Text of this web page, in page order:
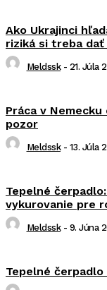
Ako Ukrajinci
riziká si treba dať
Meldssk - 21. Júla
Práca v
pozor
Meldssk - 13. Júla
Tepelné
vykurovanie pre
Meldssk - 9. Júna
Tepelné